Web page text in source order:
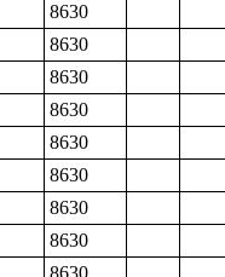
8630
8630
8630
8630
8630
8630
8630
8630
8630